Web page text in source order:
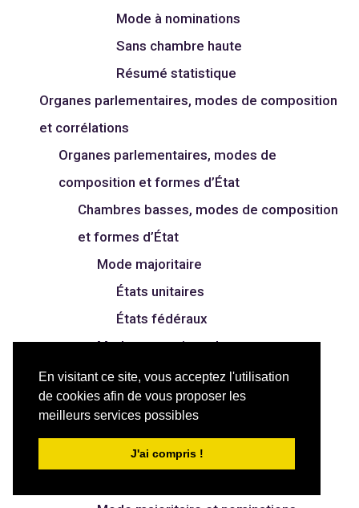
En visitant ce site, vous acceptez l'utilisation
de cookies afin de vous proposer les
meilleurs services possibles
J'ai compris !
Mode à nominations
Sans chambre haute
Résumé statistique
Organes parlementaires, modes de composition
et corrélations
Organes parlementaires, modes de
composition et formes d’État
Chambres basses, modes de composition
et formes d’État
Mode majoritaire
États unitaires
États fédéraux
Mode proportionnel
États unitaires
États fédéraux
Mode mixte
États unitaires